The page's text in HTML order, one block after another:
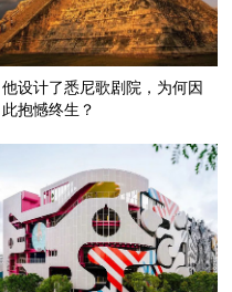
他设计了悉尼歌剧院，为何因
此抱憾终生？